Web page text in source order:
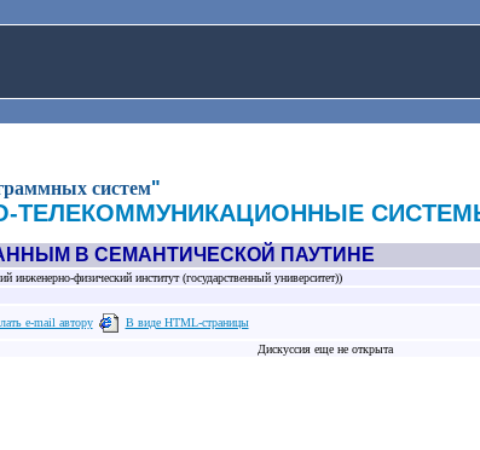
систем"
ТЕЛЕКОММУНИКАЦИОННЫЕ
В СЕМАНТИЧЕСКОЙ ПАУТИНЕ
физический институт (государственный университет))
e-mail автору
В виде HTML-страницы
Дискуссия еще не открыта